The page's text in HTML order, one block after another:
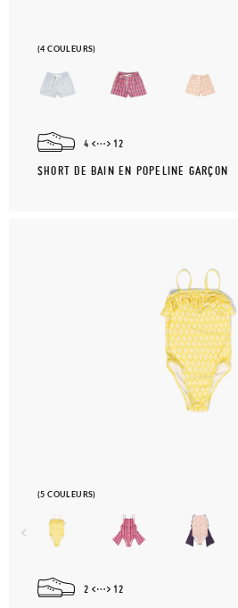
(4 COULEURS)
4 12
SHORT DE BAIN EN POPELINE GARÇON
(5 COULEURS)
2 12